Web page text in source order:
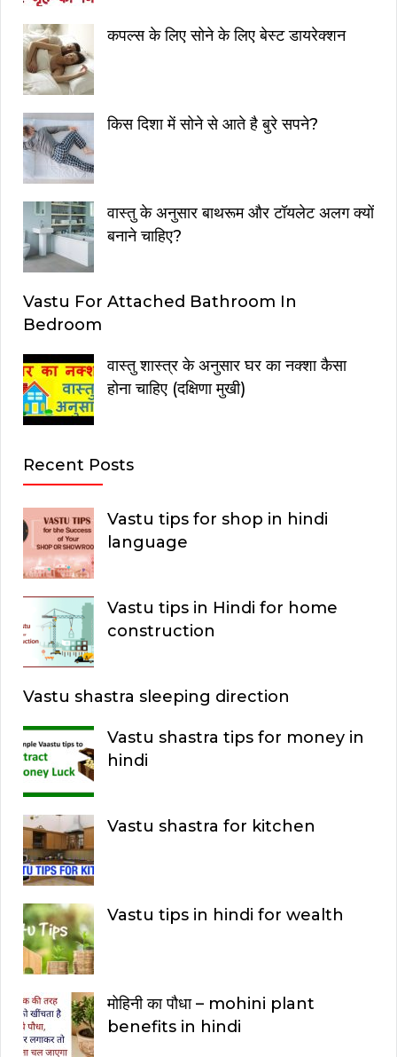
कपल्स के लिए सोने के लिए बेस्ट डायरेक्शन
किस दिशा में सोने से आते है बुरे सपने?
वास्तु के अनुसार बाथरूम और टॉयलेट अलग क्यों
बनाने चाहिए?
Vastu For Attached Bathroom In
Bedroom
वास्तु शास्त्र के अनुसार घर का नक्शा कैसा
होना चाहिए (दक्षिणा मुखी)
Recent Posts
Vastu tips for shop in hindi
language
Vastu tips in Hindi for home
construction
Vastu shastra sleeping direction
Vastu shastra tips for money in
hindi
Vastu shastra for kitchen
Vastu tips in hindi for wealth
मोहिनी का पौधा – mohini plant
benefits in hindi